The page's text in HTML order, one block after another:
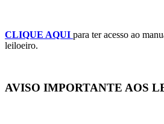
CLIQUE AQUI para ter acesso ao
leiloeiro.
AVISO IMPORTANTE AOS